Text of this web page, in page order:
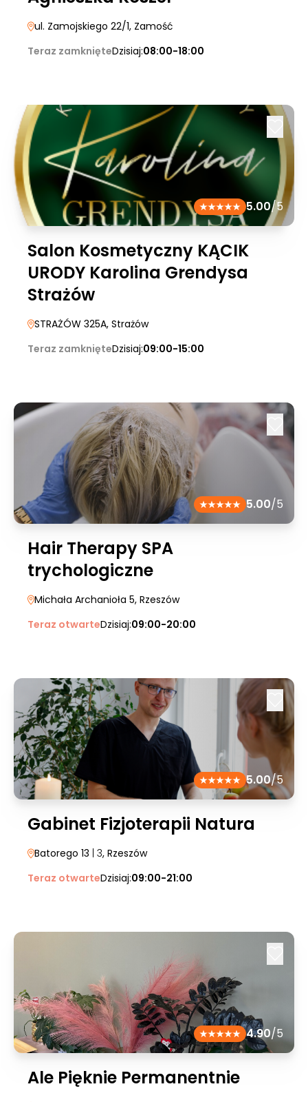
ul. Zamojskiego 22/1, Zamość
Teraz zamknięteDzisiaj:08:00-18:00
5.00/5
Salon Kosmetyczny KĄCIK
URODY Karolina Grendysa
Strażów
STRAŻÓW 325A, Strażów
Teraz zamknięteDzisiaj:09:00-15:00
5.00/5
Hair Therapy SPA
trychologiczne
Michała Archanioła 5, Rzeszów
Teraz otwarteDzisiaj:09:00-20:00
5.00/5
Gabinet Fizjoterapii Natura
Batorego 13 | 3, Rzeszów
Teraz otwarteDzisiaj:09:00-21:00
4.90/5
Ale Pięknie Permanentnie